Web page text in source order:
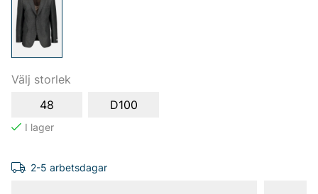
Välj storlek
48
D100
2-5 arbetsdagar